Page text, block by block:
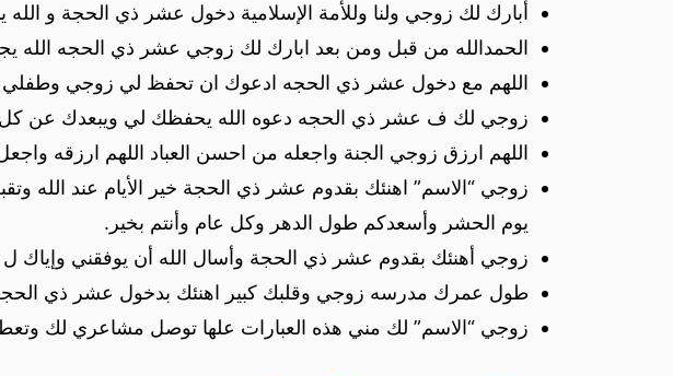
أبارك لك زوجي ولنا وللأمة الإسلامية دخول عشر ذي الحجة و الله
الحمدالله من قبل ومن بعد ابارك لك زوجي عشر ذي الحجه الله
اللهم مع دخول عشر ذي الحجه ادعوك ان تحفظ لي زوجي وطفلي
زوجي لك ف عشر ذي الحجه دعوه الله يحفظك لي ويبعدك عن كل
اللهم ارزق زوجي الجنة واجعله من احسن العباد اللهم ارزقه
زوجي “الاسم” اهنئك بقدوم عشر ذي الحجة خير الأيام عند الله
يوم الحشر وأسعدكم طول الدهر وكل عام وأنتم بخير.
زوجي أهنئك بقدوم عشر ذي الحجة وأسال الله أن يوفقني وإياك ل
طول عمرك مدرسه زوجي وقلبك كبير اهنئك بدخول عشر ذي الحجه
زوجي “الاسم” لك مني هذه العبارات علها توصل مشاعري لك